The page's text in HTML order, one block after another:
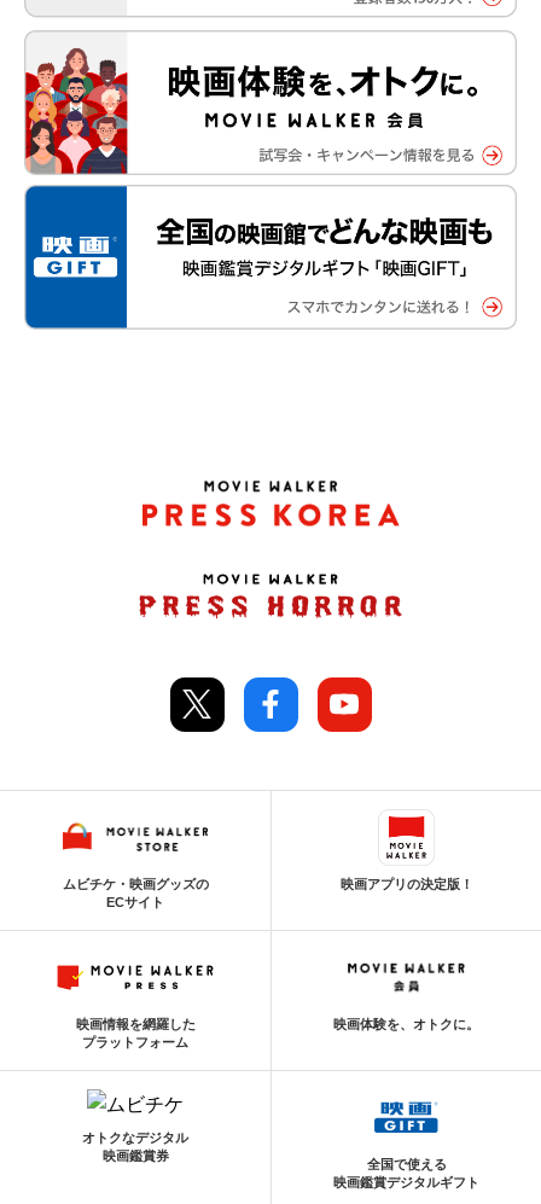
ムビチケ・映画グッズの
ECサイト
映画アプリの決定版！
映画情報を網羅した
プラットフォーム
映画体験を、オトクに。
オトクなデジタル
映画鑑賞券
全国で使える
映画鑑賞デジタルギフト